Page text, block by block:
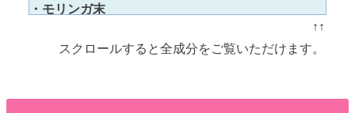
・モリンガ末
・マカ末
↑↑
スクロールすると全成分をご覧いただけます。